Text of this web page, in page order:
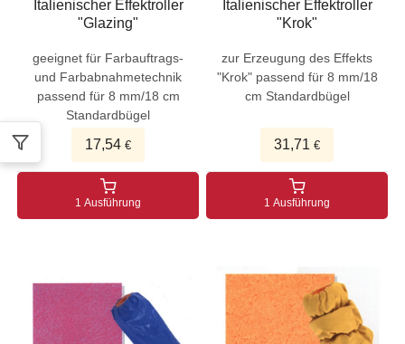
Italienischer Effektroller
"Glazing"
geeignet für Farbauftrags-
und Farbabnahmetechnik
passend für 8 mm/18 cm
Standardbügel
17,54 €
1 Ausführung
Italienischer Effektroller
"Krok"
zur Erzeugung des Effekts
"Krok" passend für 8 mm/18
cm Standardbügel
31,71 €
1 Ausführung